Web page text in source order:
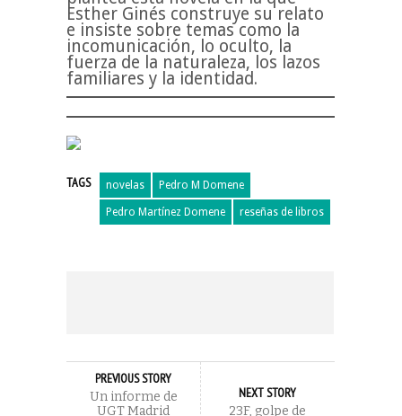
Esther Ginés construye su relato
e insiste sobre temas como la
incomunicación, lo oculto, la
fuerza de la naturaleza, los lazos
familiares y la identidad.
TAGS novelas Pedro M Domene
Pedro Martínez Domene reseñas de libros
PREVIOUS STORY
Un informe de
UGT Madrid
NEXT STORY
23F, golpe de